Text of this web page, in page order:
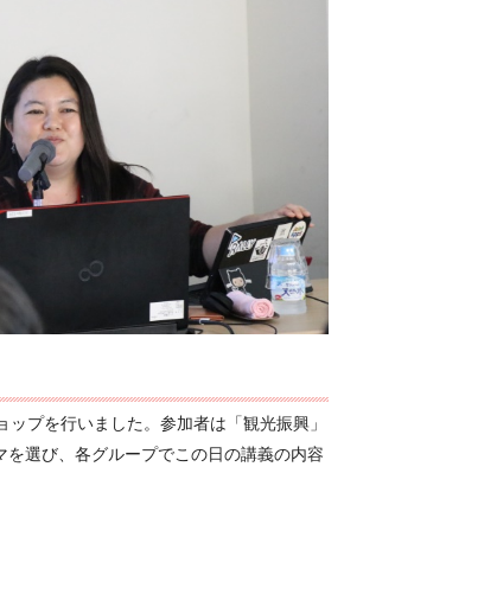
プを行いました。参加者は「観光振興」
を選び、各グループでこの日の講義の内容